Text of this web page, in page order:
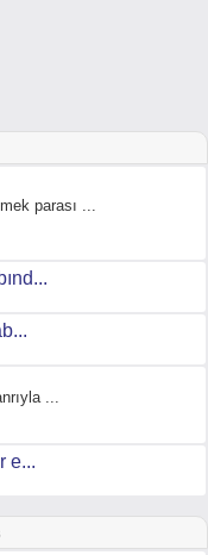
parası ...
...
e...